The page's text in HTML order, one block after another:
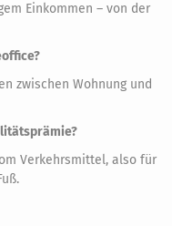
Einkommen – von der
zwischen Wohnung und
Verkehrsmittel, also für